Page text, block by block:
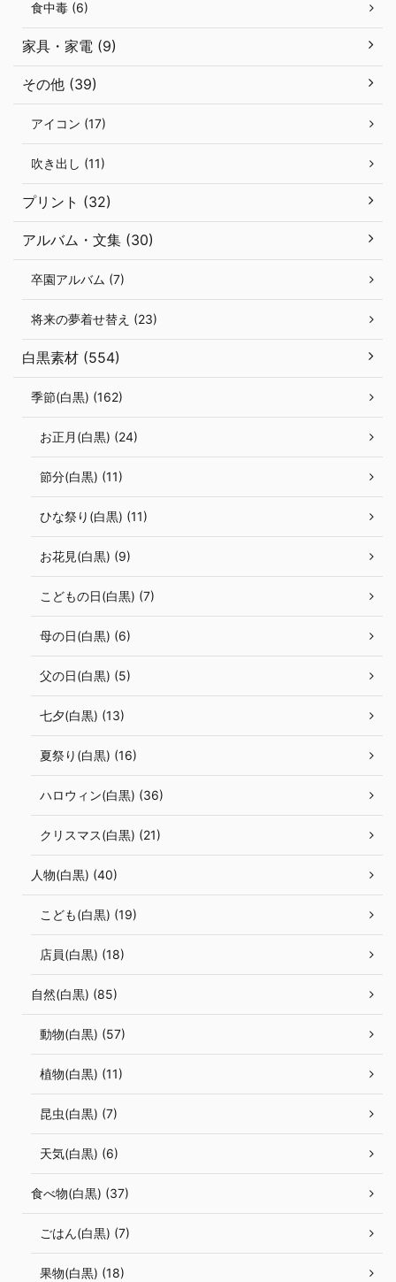
食中毒 (6)
家具・家電 (9)
その他 (39)
アイコン (17)
吹き出し (11)
プリント (32)
アルバム・文集 (30)
卒園アルバム (7)
将来の夢着せ替え (23)
白黒素材 (554)
季節(白黒) (162)
お正月(白黒) (24)
節分(白黒) (11)
ひな祭り(白黒) (11)
お花見(白黒) (9)
こどもの日(白黒) (7)
母の日(白黒) (6)
父の日(白黒) (5)
七夕(白黒) (13)
夏祭り(白黒) (16)
ハロウィン(白黒) (36)
クリスマス(白黒) (21)
人物(白黒) (40)
こども(白黒) (19)
店員(白黒) (18)
自然(白黒) (85)
動物(白黒) (57)
植物(白黒) (11)
昆虫(白黒) (7)
天気(白黒) (6)
食べ物(白黒) (37)
ごはん(白黒) (7)
果物(白黒) (18)